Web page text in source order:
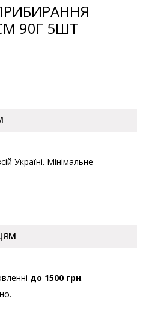
90Г 5ШТ
Україні. Мінімальне
до 1500 грн.